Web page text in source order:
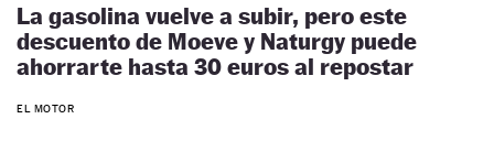
La gasolina vuelve a subir, pero este
descuento de Moeve y Naturgy puede
ahorrarte hasta 30 euros al repostar
EL MOTOR